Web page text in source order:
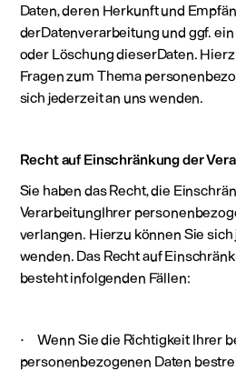
Daten, deren Herkunft und
derDatenverarbeitung und ggf.
oder Löschung dieserDaten.
Fragen zum Thema
sich jederzeit an uns wenden.
Recht auf Einschränkung der
Sie haben das Recht, die
VerarbeitungIhrer
verlangen. Hierzu können Sie
wenden. Das Recht auf
besteht infolgenden Fällen:
· Wenn Sie die Richtigkeit Ihrer
personenbezogenen Daten